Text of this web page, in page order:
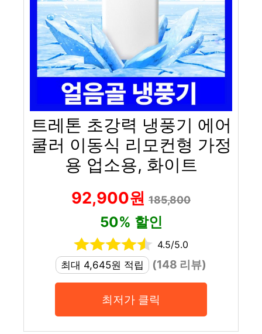
트레톤 초강력 냉풍기 에어
쿨러 이동식 리모컨형 가정
용 업소용, 화이트
92,900원 185,800
50% 할인
4.5/5.0
최대 4,645원 적립
(148 리뷰)
최저가 클릭